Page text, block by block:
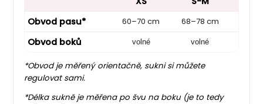
Obvod pasu*
60–70 cm 68–78 cm
Obvod boků volné volné
*Obvod je měřený orientačně, sukni si můžete
regulovat sami.
*Délka sukně je měřena po švu na boku (je to tedy